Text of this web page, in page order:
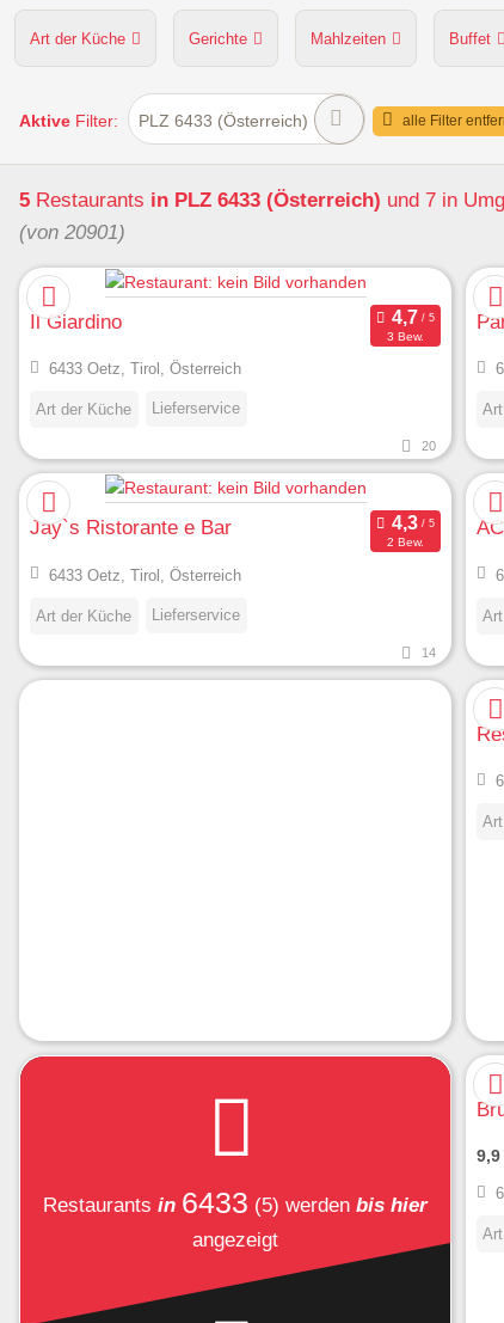
Art der Küche Gerichte Mahlzeiten Buffet
Hunde erlaubt Kapazität Sitzplätze im Freien
Aktive Filter: PLZ 6433 (Österreich) alle Filter
5 Restaurants in PLZ 6433 (Österreich) und 7 in
(von 20901)
Il Giardino
3 Bew.
6433 Oetz, Tirol, Österreich
Art der Küche Lieferservice
20
Jay`s Ristorante e Bar
2 Bew.
6433 Oetz, Tirol, Österreich
Art der Küche Lieferservice
14
Restaurants in 6433 (5) werden bis hier
angezeigt